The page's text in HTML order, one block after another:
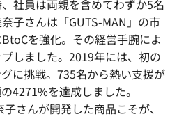
社員は両親を含めてわずか5名
子さんは「GUTS-MAN」の市
を強化。その経営手腕によ
しました。2019年には、初の
に挑戦。735名から熱い支援が
4271%を達成しました。
さんが開発した商品こそが、